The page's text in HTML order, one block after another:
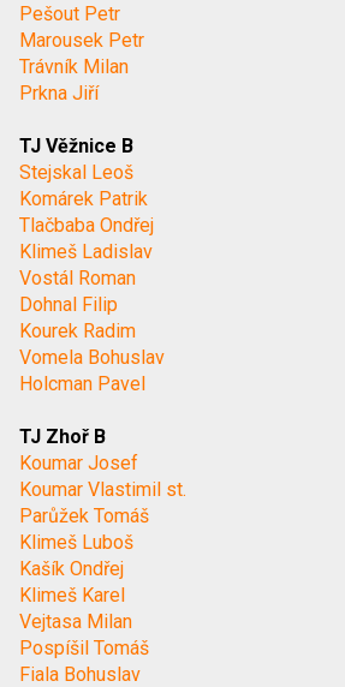
Pešout Petr
Marousek Petr
Trávník Milan
Prkna Jiří
TJ Věžnice B
Stejskal Leoš
Komárek Patrik
Tlačbaba Ondřej
Klimeš Ladislav
Vostál Roman
Dohnal Filip
Kourek Radim
Vomela Bohuslav
Holcman Pavel
TJ Zhoř B
Koumar Josef
Koumar Vlastimil st.
Parůžek Tomáš
Klimeš Luboš
Kašík Ondřej
Klimeš Karel
Vejtasa Milan
Pospíšil Tomáš
Fiala Bohuslav